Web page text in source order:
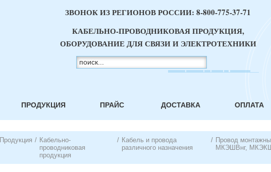
ЗВОНОК ИЗ РЕГИОНОВ РОССИИ: 8-800-775-37-71
КАБЕЛЬНО-ПРОВОДНИКОВАЯ ПРОДУКЦИЯ,
ОБОРУДОВАНИЕ ДЛЯ СВЯЗИ И ЭЛЕКТРОТЕХНИКИ
ПРОДУКЦИЯ ПРАЙС ДОСТАВКА ОПЛАТА
Продукция / Кабельно-
проводниковая
продукция
/ Кабель и провода
различного назначения
/ Провод
МКЭШВнг,